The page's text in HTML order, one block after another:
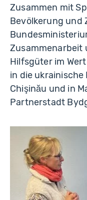
Zusammen mit
Bevölkerung und
Zusammenarbeit
Hilfsgüter im
in die
Chişinău und in
Partnerstadt